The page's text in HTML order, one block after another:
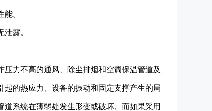
。
露。
力不高的通风、除尘排烟和空调保温管道及
的热应力、设备的振动和固定支撑产生的局
系统在薄弱处发生形变或破坏。而如果采用